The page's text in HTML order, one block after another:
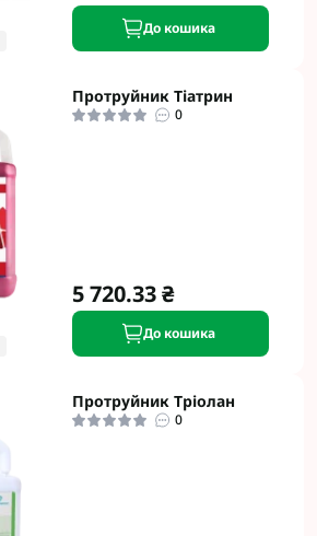
До кошика
Протруйник Тіатрин
0
5 720.33 ₴
До кошика
Протруйник Тріолан
0